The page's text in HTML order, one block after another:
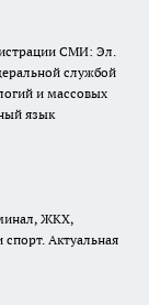
СМИ: Эл.
службой
и массовых
язык
ЖКХ,
спорт. Актуальная